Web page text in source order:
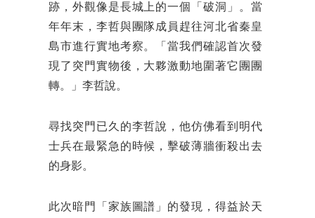
跡，外觀像是長城上的一個「破洞」。當
年年末，李哲與團隊成員趕往河北省秦皇
島市進行實地考察。「當我們確認首次發
現了突門實物後，大夥激動地圍著它團團
轉。」李哲說。
尋找突門已久的李哲說，他仿佛看到明代
士兵在最緊急的時候，擊破薄牆衝殺出去
的身影。
此次暗門「家族圖譜」的發現，得益於天